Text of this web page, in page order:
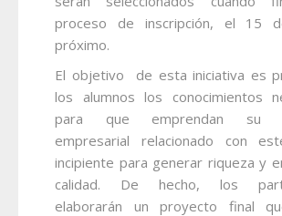
proceso de inscripción, el 15
próximo.
El objetivo de esta iniciativa es
los alumnos los conocimientos
para que emprendan su
empresarial relacionado con
incipiente para generar riqueza y
calidad. De hecho, los
elaborarán un proyecto final